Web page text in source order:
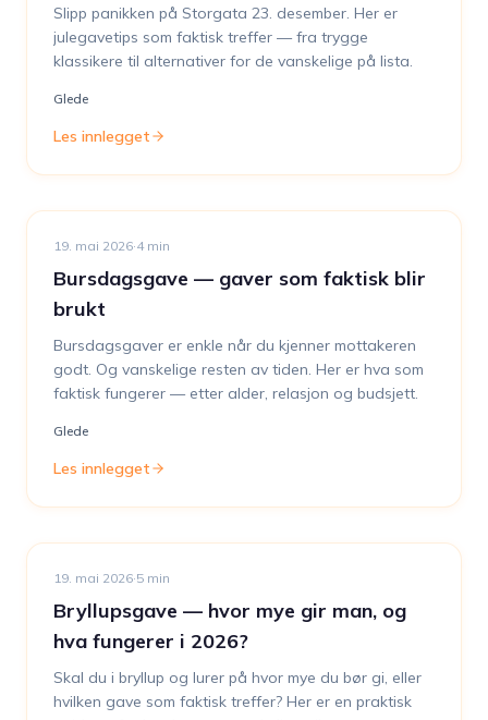
Slipp panikken på Storgata 23. desember. Her er
julegavetips som faktisk treffer — fra trygge
klassikere til alternativer for de vanskelige på lista.
Glede
Les innlegget
19. mai 2026·4min
Bursdagsgave — gaver som faktisk blir
brukt
Bursdagsgaver er enkle når du kjenner mottakeren
godt. Og vanskelige resten av tiden. Her er hva som
faktisk fungerer — etter alder, relasjon og budsjett.
Glede
Les innlegget
19. mai 2026·5 min
Bryllupsgave — hvor mye gir man, og
hva fungerer i 2026?
Skal du i bryllup og lurer på hvor mye du bør gi, eller
hvilken gave som faktisk treffer? Her er en praktisk